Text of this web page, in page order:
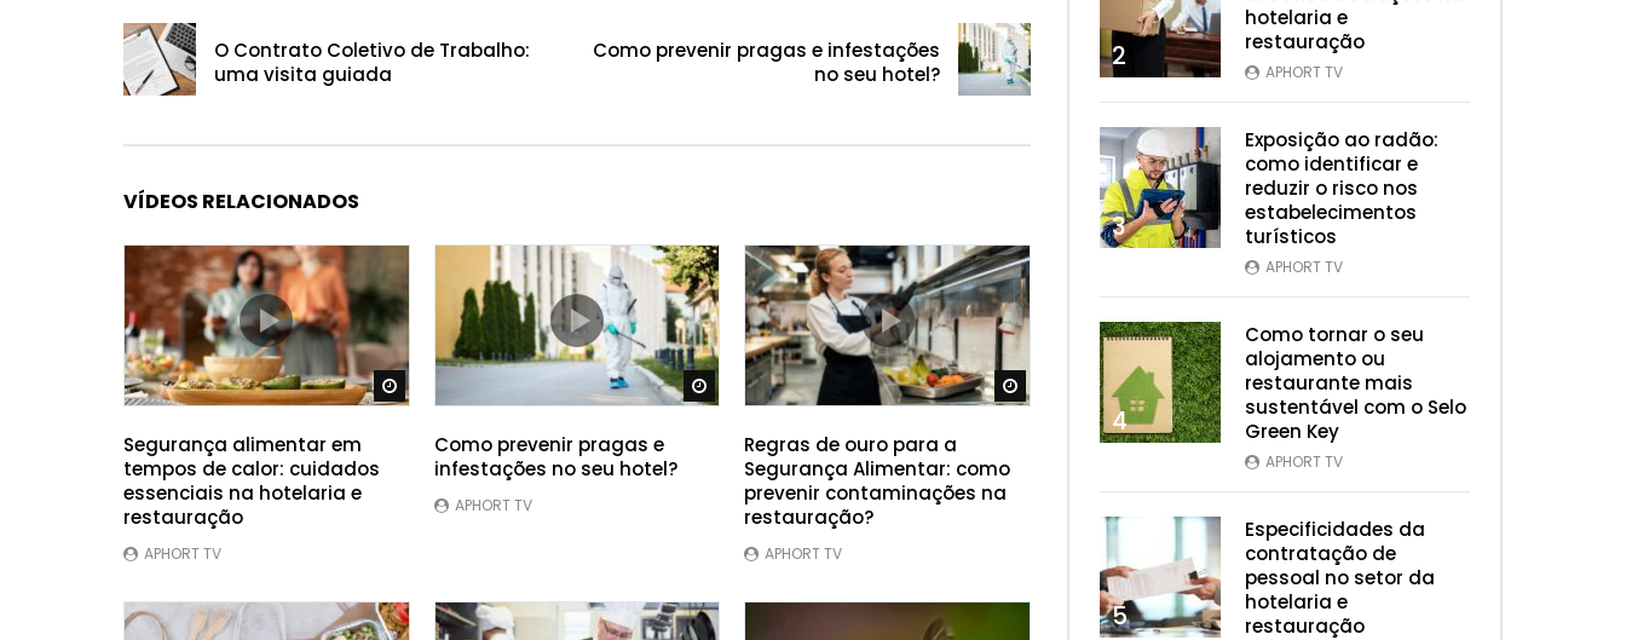
O Contrato Coletivo de Trabalho:
uma visita guiada
Como prevenir pragas e infestações
no seu hotel?
VÍDEOS RELACIONADOS
Ver Mais Tarde
Segurança alimentar em
tempos de calor: cuidados
essenciais na hotelaria e
restauração
APHORT TV
Ver Mais Tarde
Como prevenir pragas e
infestações no seu hotel?
APHORT TV
Ver Mais Tarde
Regras de ouro para a
Segurança Alimentar: como
prevenir contaminações na
restauração?
APHORT TV
2
hotelaria e
restauração
APHORT TV
3
Exposição ao radão:
como identificar e
reduzir o risco nos
estabelecimentos
turísticos
APHORT TV
4
Como tornar o seu
alojamento ou
restaurante mais
sustentável com o Selo
Green Key
APHORT TV
5
Especificidades da
contratação de
pessoal no setor da
hotelaria e
restauração